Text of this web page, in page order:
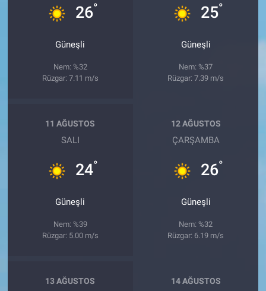
26°
Güneşli
Nem: %32
Rüzgar: 7.11 m/s
25°
Güneşli
Nem: %37
Rüzgar: 7.39 m/s
11 AĞUSTOS
SALI
24°
Güneşli
Nem: %39
Rüzgar: 5.00 m/s
12 AĞUSTOS
ÇARŞAMBA
26°
Güneşli
Nem: %32
Rüzgar: 6.19 m/s
13 AĞUSTOS 14 AĞUSTOS